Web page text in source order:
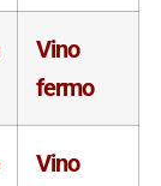
Vino
fermo
Vino